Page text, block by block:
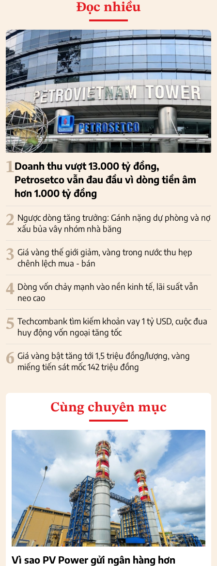
Đọc nhiều
1Doanh thu vượt 13.000 tỷ đồng,
Petrosetco vẫn đau đầu vì dòng tiền âm
hơn 1.000 tỷ đồng
2 Ngược dòng tăng trưởng: Gánh nặng dự phòng và nợ
xấu bủa vây nhóm nhà băng
3 Giá vàng thế giới giảm, vàng trong nước thu hẹp
chênh lệch mua - bán
4 Dòng vốn chảy mạnh vào nền kinh tế, lãi suất vẫn
neo cao
5 Techcombank tìm kiếm khoản vay 1 tỷ USD, cuộc đua
huy động vốn ngoại tăng tốc
6 Giá vàng bật tăng tới 1,5 triệu đồng/lượng, vàng
miếng tiến sát mốc 142 triệu đồng
Cùng chuyên mục
Vì sao PV Power gửi ngân hàng hơn